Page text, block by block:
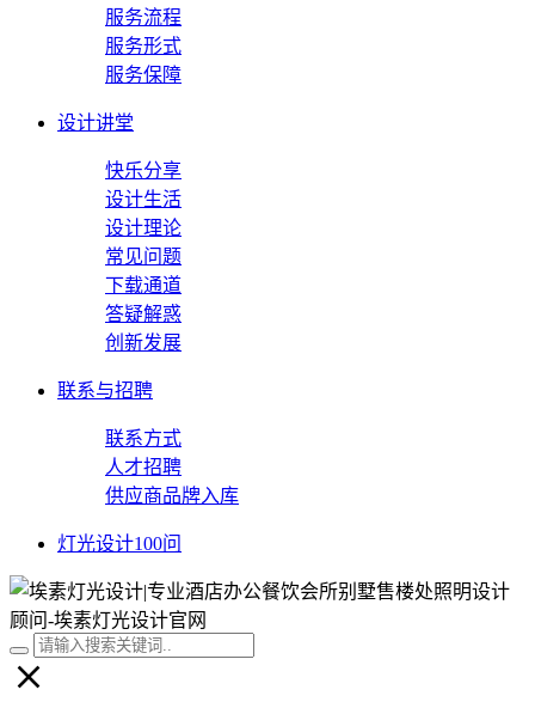
服务流程
服务形式
服务保障
设计讲堂
快乐分享
设计生活
设计理论
常见问题
下载通道
答疑解惑
创新发展
联系与招聘
联系方式
人才招聘
供应商品牌入库
灯光设计100问